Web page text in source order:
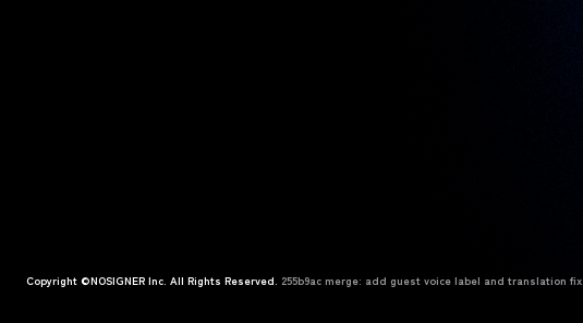
Copyright ©NOSIGNER Inc. All Rights Reserved. 255b9ac merge: add guest voice label and translation fix